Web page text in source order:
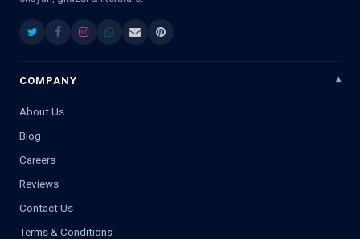
COMPANY
About Us
Blog
Careers
Reviews
Contact Us
Terms & Conditions